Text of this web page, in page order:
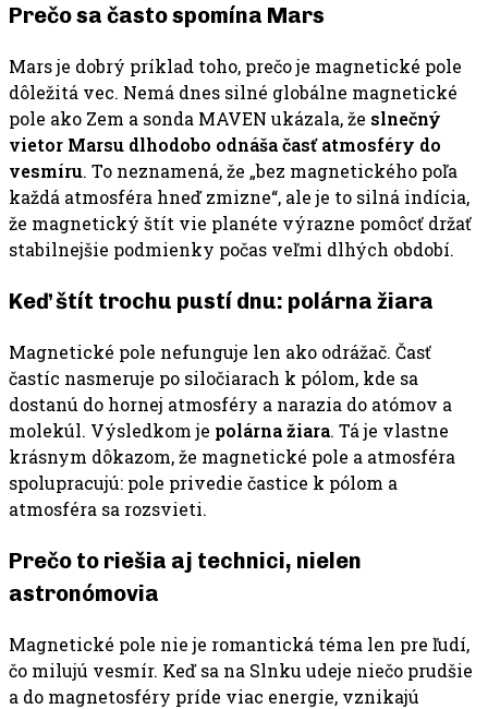
Prečo sa často spomína Mars
Mars je dobrý príklad toho, prečo je magnetické pole
dôležitá vec. Nemá dnes silné globálne magnetické
pole ako Zem a sonda MAVEN ukázala, že slnečný
vietor Marsu dlhodobo odnáša časť atmosféry do
vesmíru. To neznamená, že „bez magnetického poľa
každá atmosféra hneď zmizne“, ale je to silná indícia,
že magnetický štít vie planéte výrazne pomôcť držať
stabilnejšie podmienky počas veľmi dlhých období.
Keď štít trochu pustí dnu: polárna žiara
Magnetické pole nefunguje len ako odrážač. Časť
častíc nasmeruje po siločiarach k pólom, kde sa
dostanú do hornej atmosféry a narazia do atómov a
molekúl. Výsledkom je polárna žiara. Tá je vlastne
krásnym dôkazom, že magnetické pole a atmosféra
spolupracujú: pole privedie častice k pólom a
atmosféra sa rozsvieti.
Prečo to riešia aj technici, nielen
astronómovia
Magnetické pole nie je romantická téma len pre ľudí,
čo milujú vesmír. Keď sa na Slnku udeje niečo prudšie
a do magnetosféry príde viac energie, vznikajú